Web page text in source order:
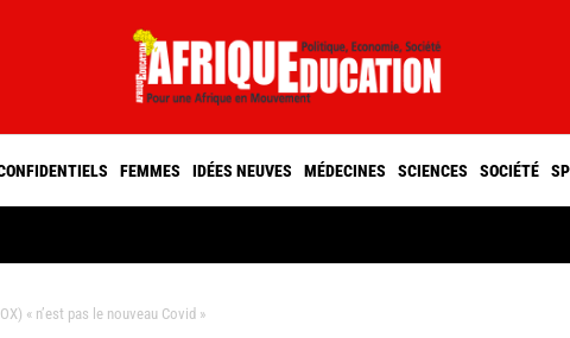
FEMMES IDÉES NEUVES MÉDECINES SCIENCES SOCIÉTÉ
« n’est pas le nouveau Covid »